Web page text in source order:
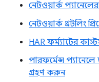
নেটওয়ার্ক প্যানেলের
নেটওয়ার্ক থ্রটলিং
HAR ফর্ম্যাটের
পারফর্মেন্স
গ্রহণ করুন